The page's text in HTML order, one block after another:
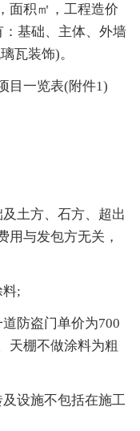
面积㎡，工程造价
基础、主体、外墙
瓦装饰)。
目一览表(附件1)
土方、石方、超出
用与发包方无关，
料;
防盗门单价为700
天棚不做涂料为粗
设施不包括在施工